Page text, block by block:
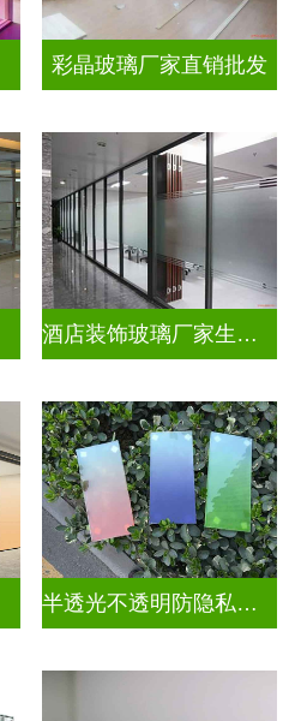
彩晶玻璃厂家直销批发
酒店装饰玻璃厂家生产安装
半透光不透明防隐私渐变装饰玻璃